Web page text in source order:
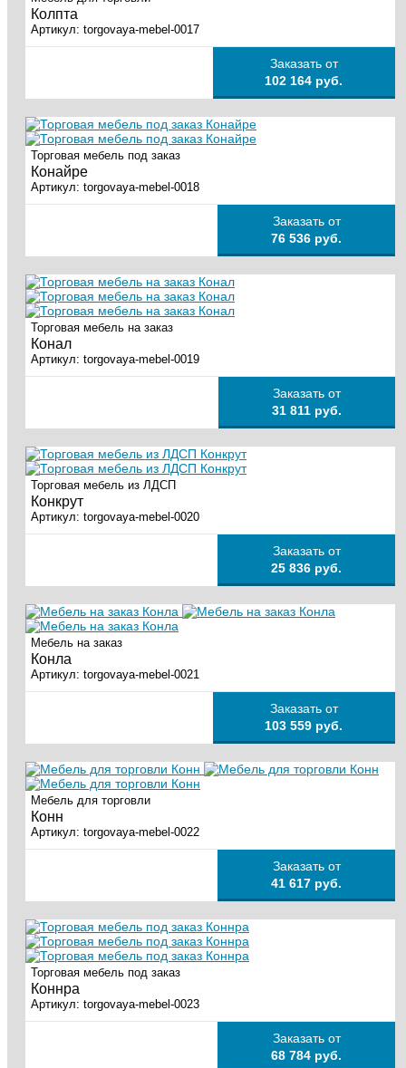
Колпта
Артикул: torgovaya-mebel-0017
Заказать от
102 164 руб.
Торговая мебель под заказ
Конайре
Артикул: torgovaya-mebel-0018
Заказать от
76 536 руб.
Торговая мебель на заказ
Конал
Артикул: torgovaya-mebel-0019
Заказать от
31 811 руб.
Торговая мебель из ЛДСП
Конкрут
Артикул: torgovaya-mebel-0020
Заказать от
25 836 руб.
Мебель на заказ
Конла
Артикул: torgovaya-mebel-0021
Заказать от
103 559 руб.
Мебель для торговли
Конн
Артикул: torgovaya-mebel-0022
Заказать от
41 617 руб.
Торговая мебель под заказ
Коннра
Артикул: torgovaya-mebel-0023
Заказать от
68 784 руб.